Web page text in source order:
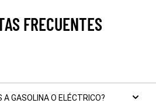
FRECUENTES
A GASOLINA O ELÉCTRICO?